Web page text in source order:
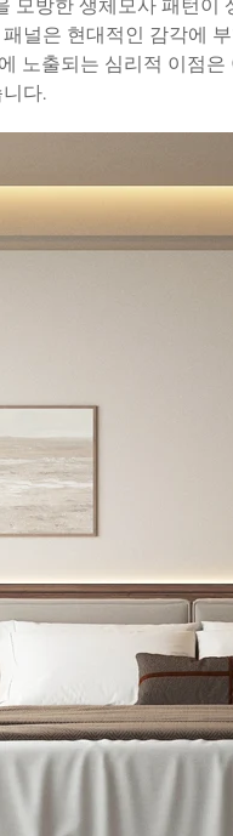
모방한 생체모사 패턴
널은 현대적인 감각에
노출되는 심리적 이점
다.